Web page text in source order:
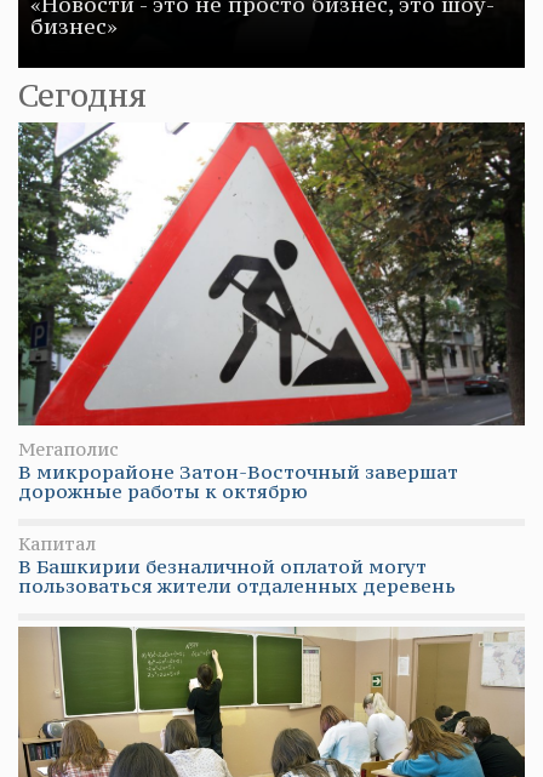
бизнес»
Сегодня
Мегаполис
В микрорайоне Затон-Восточный завершат
дорожные работы к октябрю
Капитал
В Башкирии безналичной оплатой могут
пользоваться жители отдаленных деревень